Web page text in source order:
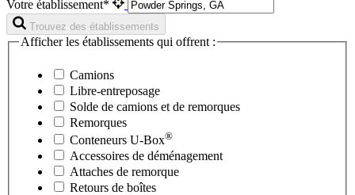
Votre établissement*
Trouvez des établissements
Afficher les établissements qui offrent :
Camions
Libre-entreposage
Solde de camions et de remorques
Remorques
Conteneurs U-Box®
Accessoires de déménagement
Attaches de remorque
Retours de boîtes